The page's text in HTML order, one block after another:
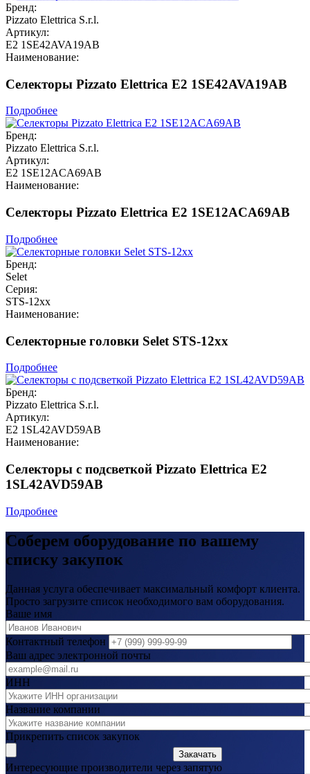
Бренд:
Pizzato Elettrica S.r.l.
Артикул:
E2 1SE42AVA19AB
Наименование:
Селекторы Pizzato Elettrica E2 1SE42AVA19AB
Подробнее
Бренд:
Pizzato Elettrica S.r.l.
Артикул:
E2 1SE12ACA69AB
Наименование:
Селекторы Pizzato Elettrica E2 1SE12ACA69AB
Подробнее
Бренд:
Selet
Серия:
STS-12xx
Наименование:
Селекторные головки Selet STS-12xx
Подробнее
Бренд:
Pizzato Elettrica S.r.l.
Артикул:
E2 1SL42AVD59AB
Наименование:
Селекторы с подсветкой Pizzato Elettrica E2
1SL42AVD59AB
Подробнее
Соберем оборудование по вашему
списку закупок
Данная услуга обеспечивает максимальный комфорт клиента.
Просто загрузите список необходимого вам оборудования.
Ваше имя
Контактный телефон
Ваш адрес электронной почты
ИНН
Название компании
Прикрепить список закупок
Закачать
Интересующие производители через запятую